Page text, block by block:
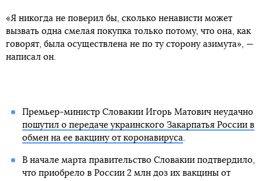
«Я никогда не поверил бы, сколько ненависти может
вызвать одна смелая покупка только потому, что она, как
говорят, была осуществлена не по ту сторону азимута», —
написал он.
Премьер-министр Словакии Игорь Матович неудачно
пошутил о передаче украинского Закарпатья России в
обмен на ее вакцину от коронавируса.
В начале марта правительство Словакии подтвердило,
что приобрело в России 2 млн доз их вакцины от